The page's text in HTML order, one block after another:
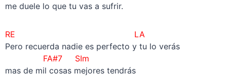
me duele lo que tu vas a sufrir.
RE LA
Pero recuerda nadie es perfecto y tu lo verás
FA#7 SIm
mas de mil cosas mejores tendrás